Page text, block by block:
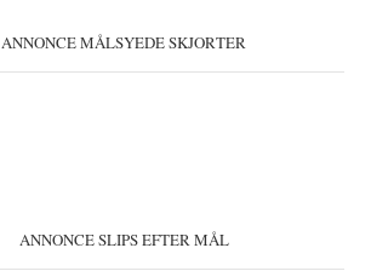
ANNONCE MÅLSYEDE SKJORTER
ANNONCE SLIPS EFTER MÅL